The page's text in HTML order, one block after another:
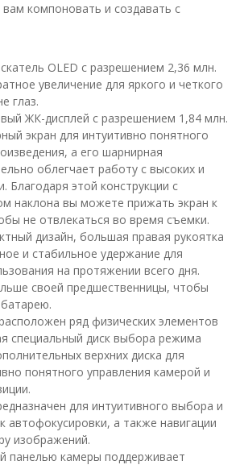
компоновать и создавать с
OLED с разрешением 2,36 млн.
увеличение для яркого и четкого
глаз.
ЖК-дисплей с разрешением 1,84 млн.
экран для интуитивно понятного
а его шарнирная
облегчает работу с высоких и
Благодаря этой конструкции с
наклона вы можете прижать экран к
не отвлекаться во время съемки.
дизайн, большая правая рукоятка
и стабильное удержание для
на протяжении всего дня.
своей предшественницы, чтобы
ряд физических элементов
специальный диск выбора режима
верхних диска для
понятного управления камерой и
для интуитивного выбора и
автофокусировки, а также навигации
изображений.
панелью камеры поддерживает